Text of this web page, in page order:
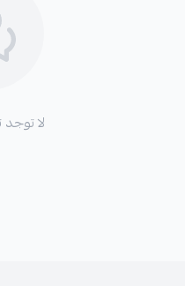
لا توجد